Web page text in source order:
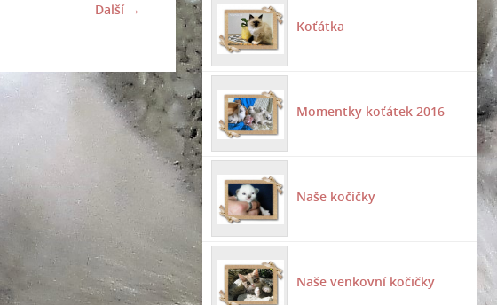
Další →
Koťátka
Momentky koťátek 2016
Naše kočičky
Naše venkovní kočičky